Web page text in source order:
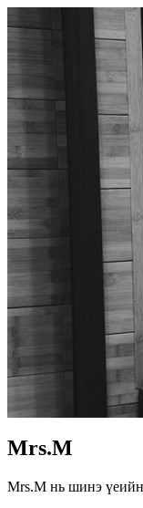
Mrs.M
Mrs.M нь шинэ үеийн